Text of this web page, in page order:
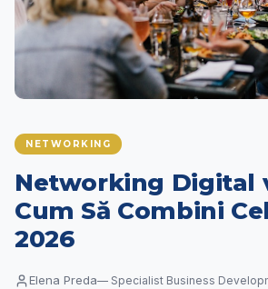
Blog
Parteneri
Contact
RO | EN
NETWORKING
Networking Digital
Cum Să Combini
2026
Elena Preda— Specialist Business